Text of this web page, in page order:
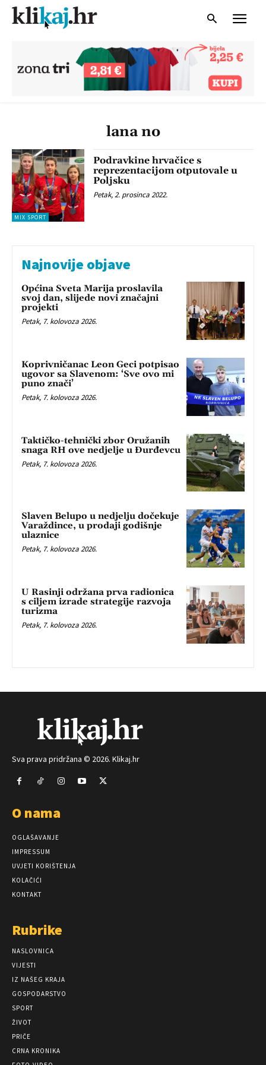
lana no
MIX SPORT
Podravkine hrvačice s
reprezentacijom otputovale u
Poljsku
Petak, 2. prosinca 2022.
Najnovije objave
Općina Sveta Marija proslavila
svoj dan, slijede novi značajni
projekti
Petak, 7. kolovoza 2026.
Koprivničanac Leon Geci potpisao
ugovor sa Slavenom: ‘Sve ovo mi
puno znači’
Petak, 7. kolovoza 2026.
Taktičko-tehnički zbor Oružanih
snaga RH ove nedjelje u Đurđevcu
Petak, 7. kolovoza 2026.
Slaven Belupo u nedjelju dočekuje
Varaždince, u prodaji godišnje
ulaznice
Petak, 7. kolovoza 2026.
U Rasinji održana prva radionica
s ciljem izrade strategije razvoja
turizma
Petak, 7. kolovoza 2026.
Sva prava pridržana © 2026. Klikaj.hr
O nama
OGLAŠAVANJE
IMPRESSUM
UVJETI KORIŠTENJA
KOLAČIĆI
KONTAKT
Rubrike
NASLOVNICA
VIJESTI
IZ NAŠEG KRAJA
GOSPODARSTVO
SPORT
ŽIVOT
PRIČE
CRNA KRONIKA